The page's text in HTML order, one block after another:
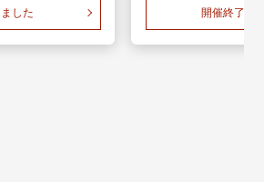
した 開催終了し